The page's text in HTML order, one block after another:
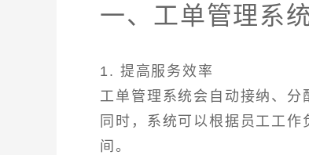
一、工单管理系
1. 提高服务效率
工单管理系统会自动接纳、
同时，系统可以根据员工工
间。